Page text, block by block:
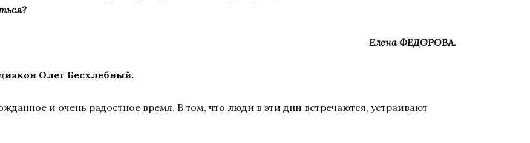
Елена ФЕДОРОВА.
Олег Бесхлебный.
и очень радостное время. В том, что люди в эти дни встречаются, устраивают